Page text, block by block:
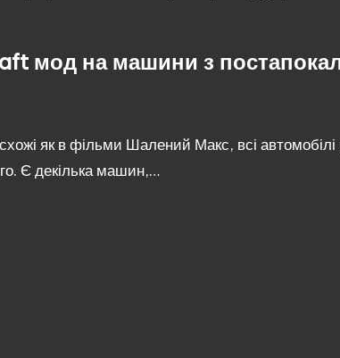
мод на машини з
як в фільми Шалений Макс, всі автомобілі
Є декілька машин,…